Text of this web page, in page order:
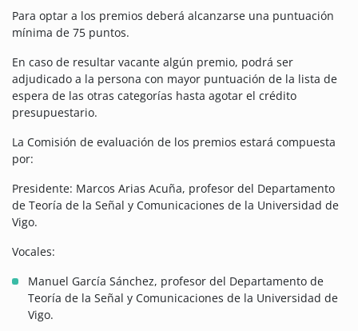
Para optar a los premios deberá alcanzarse una puntuación
mínima de 75 puntos.
En caso de resultar vacante algún premio, podrá ser
adjudicado a la persona con mayor puntuación de la lista de
espera de las otras categorías hasta agotar el crédito
presupuestario.
La Comisión de evaluación de los premios estará compuesta
por:
Presidente: Marcos Arias Acuña, profesor del Departamento
de Teoría de la Señal y Comunicaciones de la Universidad de
Vigo.
Vocales:
Manuel García Sánchez, profesor del Departamento de
Teoría de la Señal y Comunicaciones de la Universidad de
Vigo.